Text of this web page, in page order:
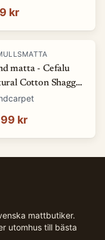
kr
matta - Cefalu
Cotton Shaggy
(Storlek: Ø 160
kr
mattbutiker.
utomhus till bästa